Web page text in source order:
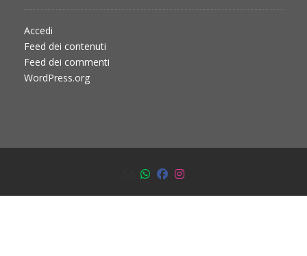
Accedi
Feed dei contenuti
Feed dei commenti
WordPress.org